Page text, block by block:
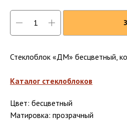
Стеклоблок «ДМ» бесцветный,
Каталог стеклоблоков
Цвет: бесцветный
Матировка: прозрачный